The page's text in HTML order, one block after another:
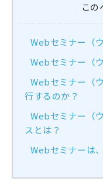
この
Webセミナー（
Webセミナー（
Webセミナー（
行するのか？
Webセミナー（
スとは？
Webセミナーは